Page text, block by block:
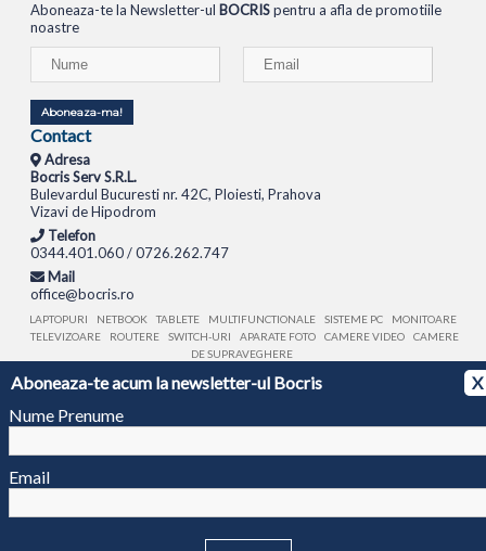
Aboneaza-te acum la newsletter-ul Bocris
X
Nume Prenume
Email
Aboneaza-te la Newsletter-ul BOCRISpentru a afla de promotiile
noastre
Aboneaza-ma!
Contact
Adresa
Bocris Serv S.R.L.
Bulevardul Bucuresti nr. 42C, Ploiesti, Prahova
Vizavi de Hipodrom
Telefon
0344.401.060 / 0726.262.747
Mail
office@bocris.ro
LAPTOPURI NETBOOK TABLETE MULTIFUNCTIONALE SISTEME PC
MONITOARE
TELEVIZOARE
ROUTERE SWITCH-URI APARATE FOTO CAMERE VIDEO
CAMERE
DE SUPRAVEGHERE